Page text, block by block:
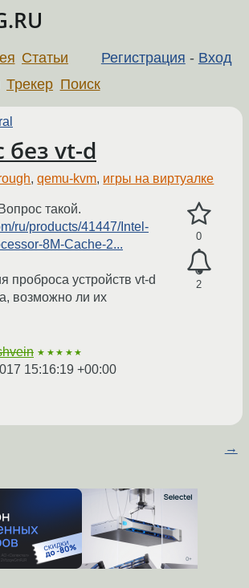
Регистрация - Вход
Статьи
Трекер Поиск
без vt-d
,qemu-kvm, игры на виртуалке
0
2
такой.
ru/products/41447/Intel-
8M-Cache-2...
проброса устройств vt-d
возможно ли их
★★★★★
15:16:19 +00:00
→